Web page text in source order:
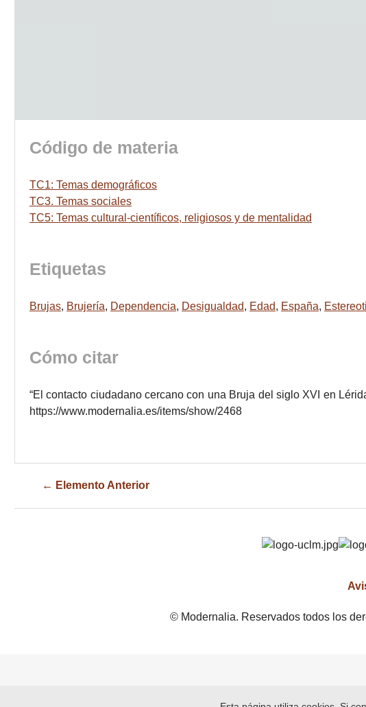
Código de materia
TC1: Temas demográficos
TC3. Temas sociales
TC5: Temas cultural-científicos, religiosos y de mentalidad
Etiquetas
Brujas, Brujería, Dependencia, Desigualdad, Edad, España,
Cómo citar
“El contacto ciudadano cercano con una Bruja del siglo XVI en
https://www.modernalia.es/items/show/2468
← Elemento Anterior
© Modernalia. Reservados todos los